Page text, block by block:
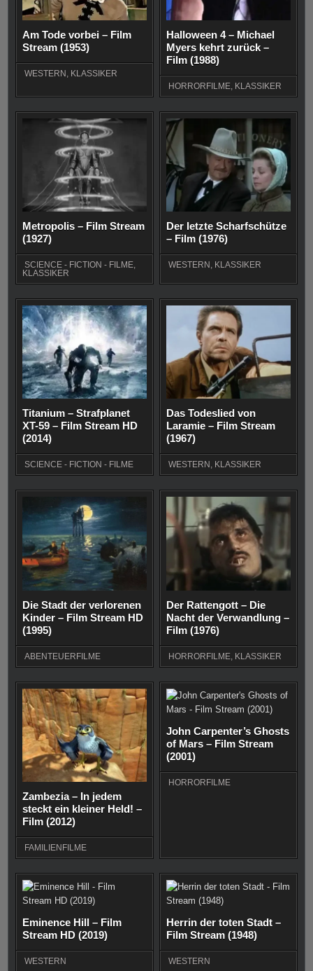
Am Tode vorbei – Film
Stream (1953)
WESTERN KLASSIKER
Halloween 4 – Michael
Myers kehrt zurück –
Film (1988)
HORRORFILME KLASSIKER
Metropolis – Film Stream
(1927)
SCIENCE - FICTION - FILME,
KLASSIKER
Der letzte Scharfschütze
– Film (1976)
WESTERN , KLASSIKER
Titanium – Strafplanet
XT-59 – Film Stream HD
(2014)
SCIENCE - FICTION - FILME
Das Todeslied von
Laramie – Film Stream
(1967)
WESTERN , KLASSIKER
Die Stadt der verlorenen
Kinder – Film Stream HD
(1995)
ABENTEUERFILME
Der Rattengott – Die
Nacht der Verwandlung –
Film (1976)
HORRORFILME KLASSIKER
Zambezia – In jedem
steckt ein kleiner Held! –
Film (2012)
FAMILIENFILME
John Carpenter’s Ghosts
of Mars – Film Stream
(2001)
HORRORFILME
Eminence Hill – Film
Stream HD (2019)
WESTERN
Herrin der toten Stadt –
Film Stream (1948)
WESTERN